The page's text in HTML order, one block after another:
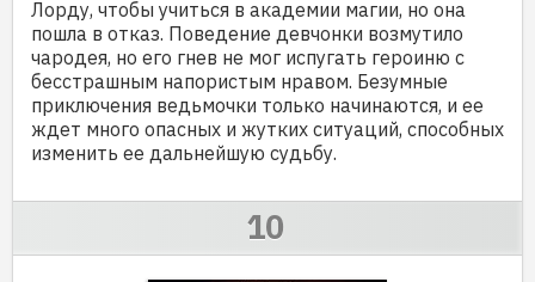
Лорду, чтобы учиться в академии магии, но она
пошла в отказ. Поведение девчонки возмутило
чародея, но его гнев не мог испугать героиню с
бесстрашным напористым нравом. Безумные
приключения ведьмочки только начинаются, и ее
ждет много опасных и жутких ситуаций, способных
изменить ее дальнейшую судьбу.